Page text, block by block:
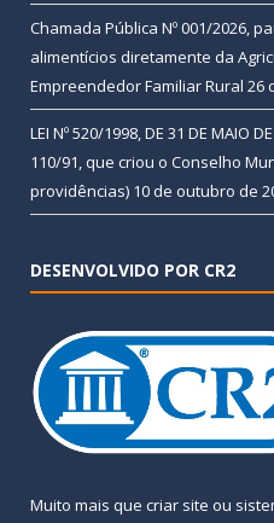
Chamada Pública Nº 001/2026,
alimentícios diretamente da
Empreendedor Familiar Rural 26
LEI Nº 520/1998, DE 31 DE MAIO
110/91, que criou o Conselho
providências) 10 de outubro de
DESENVOLVIDO POR CR2
Muito mais que criar site ou